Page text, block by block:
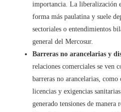
importancia. La liberalización
forma más paulatina y suele
sectoriales o entendimientos
general del Mercosur.
Barreras no arancelarias y
relaciones comerciales se ven
barreras no arancelarias,
licencias y exigencias
generado tensiones de manera